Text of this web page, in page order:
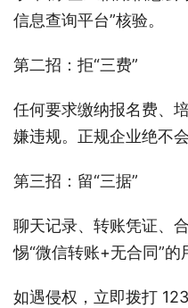
信息查询平台”核验。
第二招：拒“三费”
任何要求缴纳报名费、
嫌违规。正规企业绝不
第三招：留“三据”
聊天记录、转账凭证、
惕“微信转账+无合同”的
如遇侵权，立即拨打